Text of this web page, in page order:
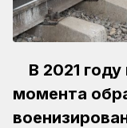
В 2021
момента